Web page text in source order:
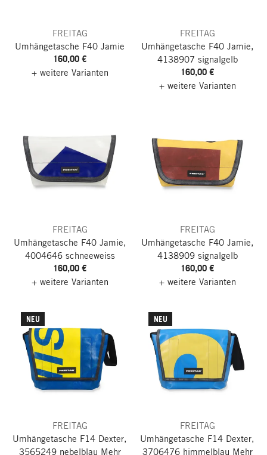
FREITAG
Umhängetasche F40 Jamie
160,00 €
+ weitere Varianten
FREITAG
Umhängetasche F40 Jamie,
4138907 signalgelb
160,00 €
+ weitere Varianten
FREITAG
Umhängetasche F40 Jamie,
4004646 schneeweiss
160,00 €
+ weitere Varianten
FREITAG
Umhängetasche F40 Jamie,
4138909 signalgelb
160,00 €
+ weitere Varianten
NEU
FREITAG
Umhängetasche F14 Dexter,
3565249 nebelblau Mehr
NEU
FREITAG
Umhängetasche F14 Dexter,
3706476 himmelblau Mehr